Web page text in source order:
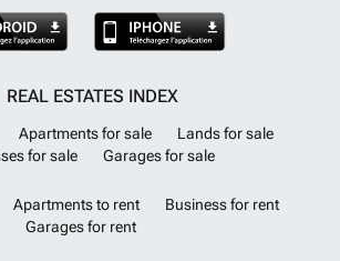
REAL ESTATES INDEX
Apartments for sale
Lands for sale
for sale
Garages for sale
Apartments to rent
Business for rent
Garages for rent